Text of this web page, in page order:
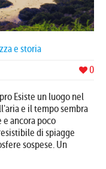
e storia
0
Esiste un luogo nel
e il tempo sembra
e ancora poco
di spiagge
sospese. Un